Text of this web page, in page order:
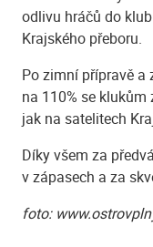
odlivu hráčů do
Krajského přeboru.
Po zimní přípravě
na 110% se
jak na satelitech
Díky všem za
v zápasech a za
foto: